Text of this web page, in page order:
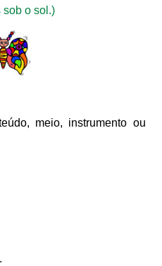
sob o sol.)
meio, instrumento ou